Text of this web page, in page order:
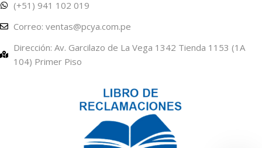
(+51) 941 102 019
Correo: ventas@pcya.com.pe
Dirección: Av. Garcilazo de La Vega 1342 Tienda 1153 (1A
104) Primer Piso